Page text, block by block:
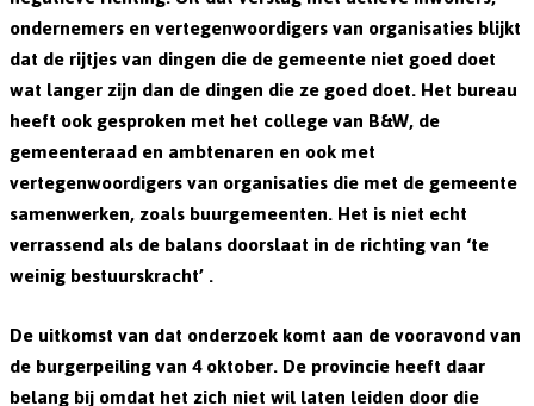
ondernemers en vertegenwoordigers van organisaties blijkt
dat de rijtjes van dingen die de gemeente niet goed doet
wat langer zijn dan de dingen die ze goed doet. Het bureau
heeft ook gesproken met het college van B&W, de
gemeenteraad en ambtenaren en ook met
vertegenwoordigers van organisaties die met de gemeente
samenwerken, zoals buurgemeenten. Het is niet echt
verrassend als de balans doorslaat in de richting van ‘te
weinig bestuurskracht’ .
De uitkomst van dat onderzoek komt aan de vooravond van
de burgerpeiling van 4 oktober. De provincie heeft daar
belang bij omdat het zich niet wil laten leiden door die